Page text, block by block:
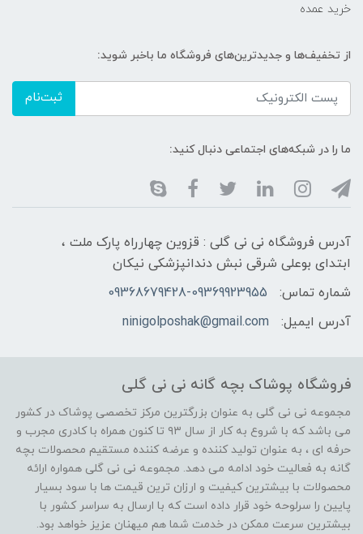
خرید عمده
از تخفیف‌ها و جدیدترین‌های فروشگاه ما باخبر شوید:
ثبت‌نام
ما را در شبکه‌های اجتماعی دنبال کنید:
آدرس فروشگاه نی نی گلی : قزوین چهارراه پارک ملت ،
ابتدای بوعلی شرقی نبش دندانپزشکی نیکان
شماره تماس:
09368679428-09369923955
آدرس ایمیل:
ninigolposhak@gmail.com
فروشگاه پوشاک بچه گانه نی نی گلی
مجموعه نی نی گلی به عنوان بزرگترین مرکز تخصصی پوشاک در کشور
می باشد که با شروع به کار از سال ۹۳ تا کنون همراه با کادری مجرب و
حرفه ای ، به عنوان تولید کننده و عرضه کننده مستقیم محصولات بچه
گانه به فعالیت خود ادامه می دهد. مجموعه نی نی گلی همواره ارائه
محصولات با بیشترین کیفیت و ارزان ترین قیمت ها با سود بسیار
پایین را سرلوحه خود قرار داده است که با ارسال به سراسر کشور با
بیشترین سرعت ممکن در خدمت شما هم میهنان عزیز خواهد بود.